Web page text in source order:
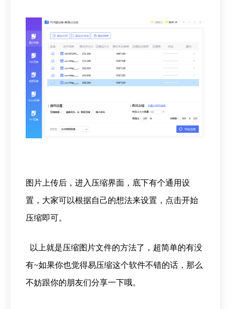
图片上传后，进入压缩界面，底下有个通用设
置，大家可以根据自己的想法来设置，点击开始
压缩即可。
以上就是压缩图片文件的方法了，超简单的有没
有~如果你也觉得易压缩这个软件不错的话，那么
不妨跟你的朋友们分享一下哦。